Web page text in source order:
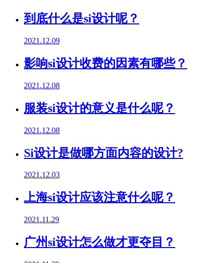
到底什么是si设计呢？
2021.12.09
影响si设计收费的因素有哪些？
2021.12.08
服装si设计的意义是什么呢？
2021.12.08
Si设计是做哪方面内容的设计?
2021.12.03
上海si设计应该注意什么呢？
2021.11.29
广州si设计怎么做才更夺目？